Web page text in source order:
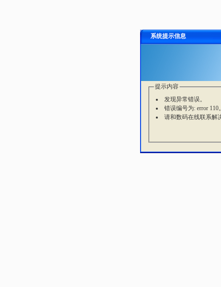
系统提示信息
提示内容
发现异常错误。
错误编号为: error 110
请和数码在线联系解